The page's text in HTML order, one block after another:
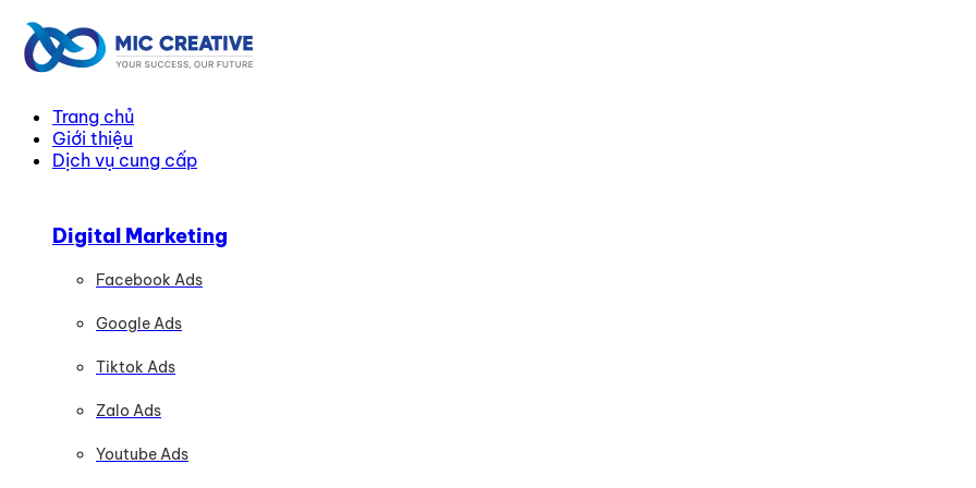
Trang chủ
Giới thiệu
Dịch vụ cung cấp
Digital Marketing
Facebook Ads
Google Ads
Tiktok Ads
Zalo Ads
Youtube Ads